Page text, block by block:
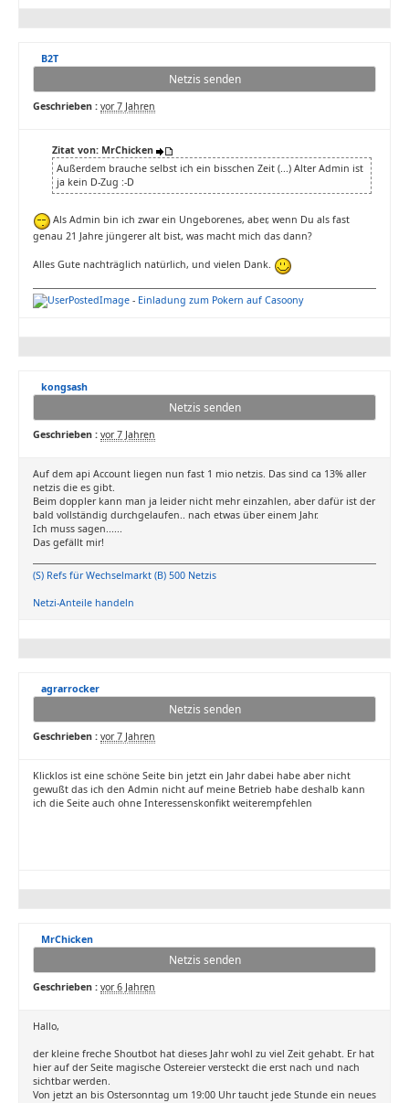
B2T
Netzis senden
Geschrieben : vor 7 Jahren
Zitat von: MrChicken
Außerdem brauche selbst ich ein bisschen Zeit (...) Alter Admin ist
ja kein D-Zug :-D
Als Admin bin ich zwar ein Ungeborenes, aber, wenn Du als fast
genau 21 Jahre jüngerer alt bist, was macht mich das dann?
Alles Gute nachträglich natürlich, und vielen Dank.
- Einladung zum Pokern auf Casoony
kongsash
Netzis senden
Geschrieben : vor 7 Jahren
Auf dem api Account liegen nun fast 1 mio netzis. Das sind ca 13% aller
netzis die es gibt.
Beim doppler kann man ja leider nicht mehr einzahlen, aber dafür ist der
bald vollständig durchgelaufen.. nach etwas über einem Jahr.
Ich muss sagen......
Das gefällt mir!
(S) Refs für Wechselmarkt (B) 500 Netzis
Netzi-Anteile handeln
agrarrocker
Netzis senden
Geschrieben : vor 7 Jahren
Klicklos ist eine schöne Seite bin jetzt ein Jahr dabei habe aber nicht
gewußt das ich den Admin nicht auf meine Betrieb habe deshalb kann
ich die Seite auch ohne Interessenskonfikt weiterempfehlen
MrChicken
Netzis senden
Geschrieben : vor 6 Jahren
Hallo,
der kleine freche Shoutbot hat dieses Jahr wohl zu viel Zeit gehabt. Er hat
hier auf der Seite magische Ostereier versteckt die erst nach und nach
sichtbar werden.
Von jetzt an bis Ostersonntag um 19:00 Uhr taucht jede Stunde ein neues